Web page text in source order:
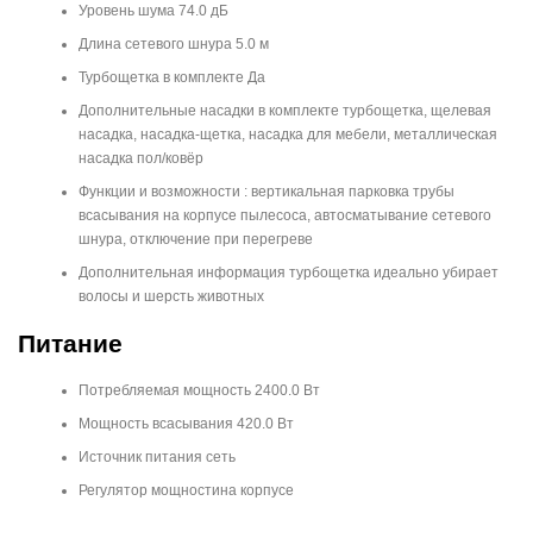
Уровень шума 74.0 дБ
Длина сетевого шнура 5.0 м
Турбощетка в комплекте Да
Дополнительные насадки в комплекте турбощетка, щелевая
насадка, насадка-щетка, насадка для мебели, металлическая
насадка пол/ковёр
Функции и возможности : вертикальная парковка трубы
всасывания на корпусе пылесоса, автосматывание сетевого
шнура, отключение при перегреве
Дополнительная информация турбощетка идеально убирает
волосы и шерсть животных
Питание
Потребляемая мощность 2400.0 Вт
Мощность всасывания 420.0 Вт
Источник питания сеть
Регулятор мощностина корпусе